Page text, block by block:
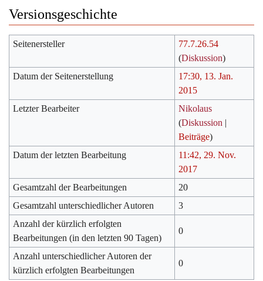
Versionsgeschichte
Seitenersteller
77.7.26.54
(Diskussion)
Datum der Seitenerstellung
17:30, 13. Jan.
2015
Letzter Bearbeiter
Nikolaus
(Diskussion |
Beiträge)
Datum der letzten Bearbeitung
11:42, 29. Nov.
2017
Gesamtzahl der Bearbeitungen
20
Gesamtzahl unterschiedlicher Autoren
3
Anzahl der kürzlich erfolgten
Bearbeitungen (in den letzten 90 Tagen)
0
Anzahl unterschiedlicher Autoren der
kürzlich erfolgten Bearbeitungen
0